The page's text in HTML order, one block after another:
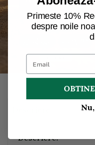
Descriere:
Primeste 10%
despre noile